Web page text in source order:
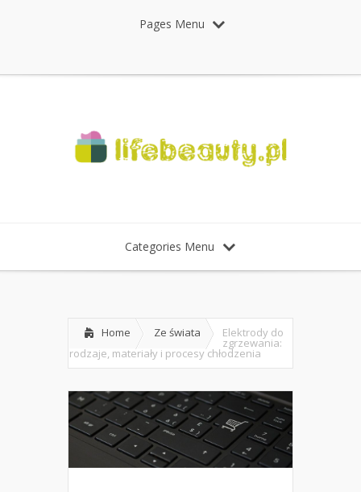
Pages Menu
Categories Menu
Home Ze świata Elektrody do
zgrzewania:
rodzaje, materiały i procesy chłodzenia